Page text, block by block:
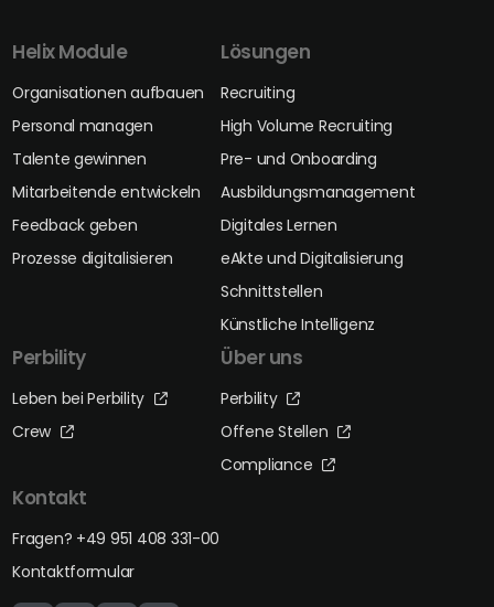
Helix Module
Organisationen aufbauen
Personal managen
Talente gewinnen
Mitarbeitende entwickeln
Feedback geben
Prozesse digitalisieren
Lösungen
Recruiting
High Volume Recruiting
Pre- und Onboarding
Ausbildungsmanagement
Digitales Lernen
eAkte und Digitalisierung
Schnittstellen
Künstliche Intelligenz
Perbility
Leben bei Perbility
Crew
Über uns
Perbility
Offene Stellen
Compliance
Kontakt
Fragen? +49 951 408 331-00
Kontaktformular